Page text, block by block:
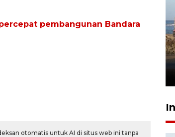
pembangunan Bandara
otomatis untuk AI di situs web ini tanpa